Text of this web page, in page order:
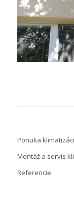
Ponuka
Montáž a servis
Referencie